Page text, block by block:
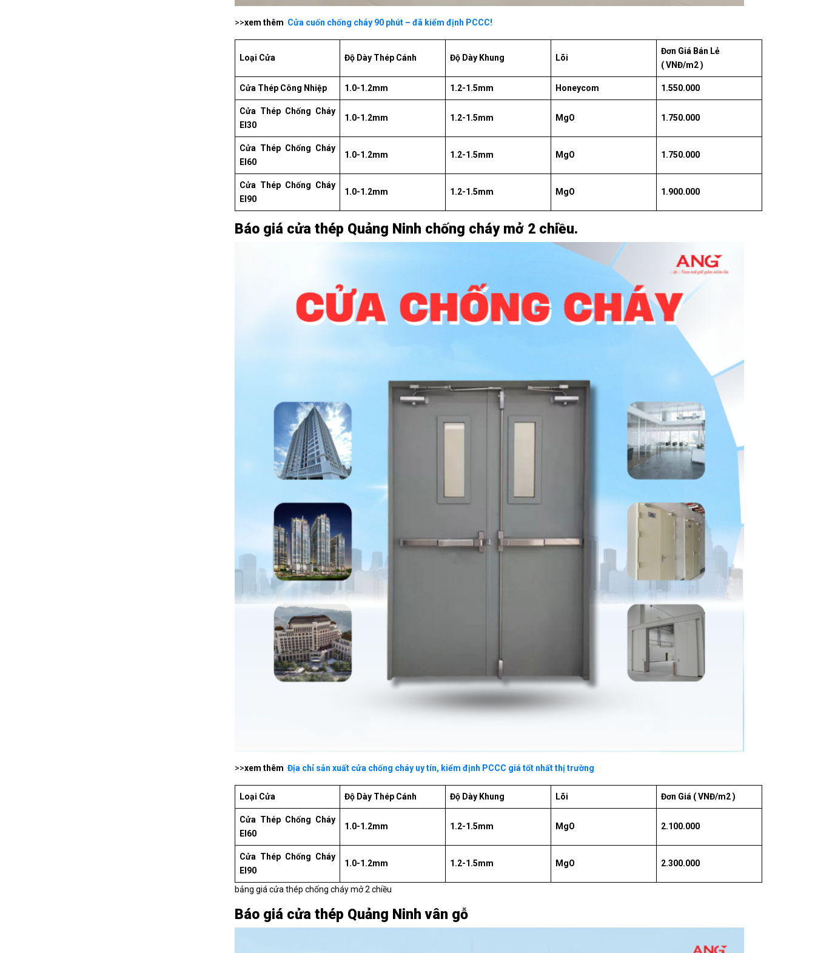
>>xem thêm Cửa cuốn chống cháy 90 phút – đã kiểm định PCCC!
Loại Cửa Độ Dày Thép Cánh Độ Dày Khung Lõi
Đơn Giá Bán Lẻ
( VNĐ/m2 )
Cửa Thép Công Nhiệp 1.0-1.2mm 1.2-1.5mm Honeycom 1.550.000
Cửa Thép Chống Cháy
EI30
1.0-1.2mm 1.2-1.5mm MgO 1.750.000
Cửa Thép Chống Cháy
EI60
1.0-1.2mm 1.2-1.5mm MgO 1.750.000
Cửa Thép Chống Cháy
EI90
1.0-1.2mm 1.2-1.5mm MgO 1.900.000
Báo giá cửa thép Quảng Ninh chống cháy mở 2 chiều.
>>xem thêm Địa chỉ sản xuất cửa chống cháy uy tín, kiểm định PCCC giá tốt nhất thị trường
Loại Cửa Độ Dày Thép Cánh Độ Dày Khung Lõi Đơn Giá ( VNĐ/m2 )
Cửa Thép Chống Cháy
EI60
1.0-1.2mm 1.2-1.5mm MgO 2.100.000
Cửa Thép Chống Cháy
EI90
1.0-1.2mm 1.2-1.5mm MgO 2.300.000
bảng giá cửa thép chống cháy mở 2 chiều
Báo giá cửa thép Quảng Ninh vân gỗ